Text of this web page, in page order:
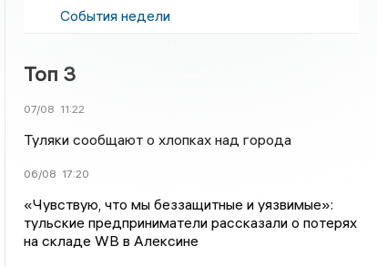
События недели
Топ 3
07/08 11:22
Туляки сообщают о хлопках над города
06/08 17:20
«Чувствую, что мы беззащитные и уязвимые»:
тульские предприниматели рассказали о потерях
на складе WB в Алексине